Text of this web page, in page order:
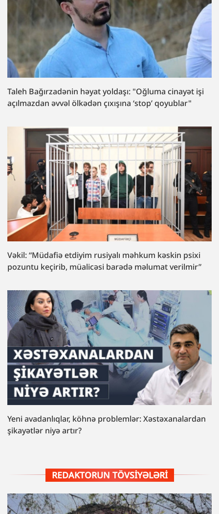
Taleh Bağırzadənin həyat yoldaşı: "Oğluma cinayət işi
açılmazdan əvvəl ölkədən çıxışına ‘stop’ qoyublar"
Vəkil: “Müdafiə etdiyim rusiyalı məhkum kəskin psixi
pozuntu keçirib, müalicəsi barədə məlumat verilmir”
Yeni avadanlıqlar, köhnə problemlər: Xəstəxanalardan
şikayətlər niyə artır?
REDAKTORUN TÖVSIYƏLƏRI